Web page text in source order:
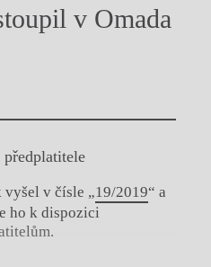
v Omada
předplatitele
vyšel v čísle „19/2019“ a
ho k dispozici